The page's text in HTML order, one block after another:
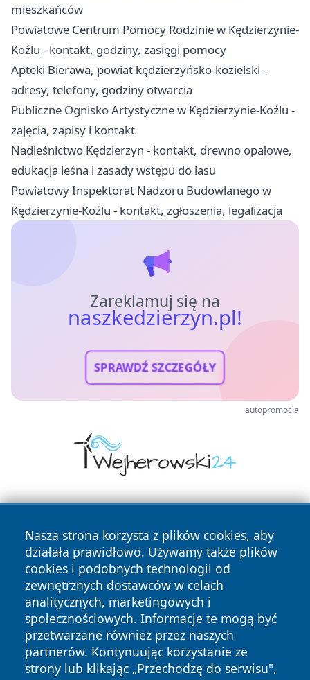
mieszkańców
Powiatowe Centrum Pomocy Rodzinie w Kędzierzynie-
Koźlu - kontakt, godziny, zasięgi pomocy
Apteki Bierawa, powiat kędzierzyńsko-kozielski -
adresy, telefony, godziny otwarcia
Publiczne Ognisko Artystyczne w Kędzierzynie-Koźlu -
zajęcia, zapisy i kontakt
Nadleśnictwo Kędzierzyn - kontakt, drewno opałowe,
edukacja leśna i zasady wstępu do lasu
Powiatowy Inspektorat Nadzoru Budowlanego w
Kędzierzynie-Koźlu - kontakt, zgłoszenia, legalizacja
Zareklamuj się na
naszkedzierzyn.pl!
SPRAWDŹ SZCZEGÓŁY
autopromocja
Nasza strona korzysta z plików cookies, aby
działała prawidłowo. Używamy także plików
cookies i podobnych technologii od
zewnętrznych dostawców w celach
analitycznych, marketingowych i
społecznościowych. Informacje te mogą być
przetwarzane również przez naszych
partnerów. Kontynuując korzystanie ze
strony lub klikając „Przechodzę do serwisu",
Copyright © 2026 naszkedzierzyn.pl Wszystkie prawa
zastrzeżone.
News Autorzy
Polityka
Prywatności
Polityka
Cookies